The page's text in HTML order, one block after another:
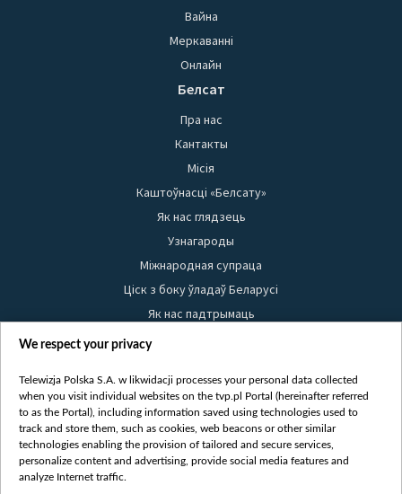
Вайна
Меркаванні
Онлайн
Белсат
Пра нас
Кантакты
Місія
Каштоўнасці «Белсату»
Як нас глядзець
Узнагароды
Міжнародная супраца
Ціск з боку ўладаў Беларусі
Як нас падтрымаць
Правілы выкарыстання матэрыялаў
Бяспека
Youtube
Белсат news
Белсат Shorts
We respect your privacy
Telewizja Polska S.A. w likwidacji processes your personal data collected
when you visit individual websites on the tvp.pl Portal (hereinafter referred
to as the Portal), including information saved using technologies used to
track and store them, such as cookies, web beacons or other similar
technologies enabling the provision of tailored and secure services,
personalize content and advertising, provide social media features and
analyze Internet traffic.